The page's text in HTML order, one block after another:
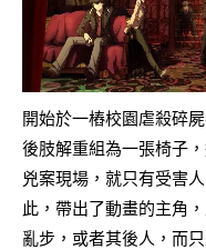
開始於一樁校園虐殺碎
後肢解重組為一張椅子
兇案現場，就只有受害
此，帶出了動畫的主角
亂步，或者其後人，而